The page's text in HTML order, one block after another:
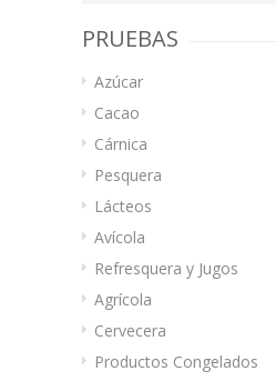
PRUEBAS
Azúcar
Cacao
Cárnica
Pesquera
Lácteos
Avícola
Refresquera y Jugos
Agrícola
Cervecera
Productos Congelados